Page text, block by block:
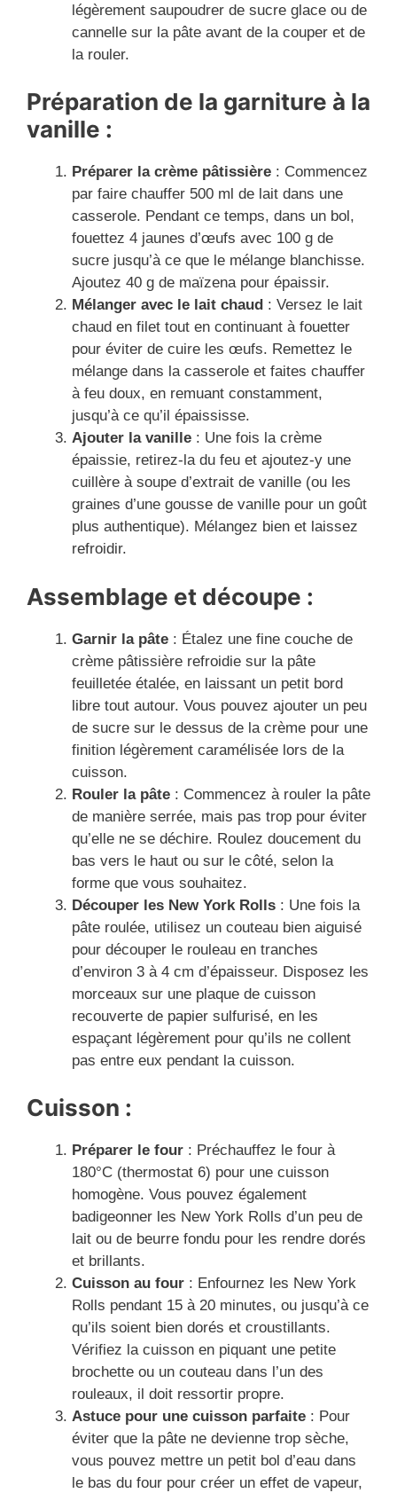
légèrement saupoudrer de sucre glace ou de
cannelle sur la pâte avant de la couper et de
la rouler.
Préparation de la garniture à la
vanille :
Préparer la crème pâtissière : Commencez
par faire chauffer 500 ml de lait dans une
casserole. Pendant ce temps, dans un bol,
fouettez 4 jaunes d’œufs avec 100 g de
sucre jusqu’à ce que le mélange blanchisse.
Ajoutez 40 g de maïzena pour épaissir.
Mélanger avec le lait chaud : Versez le lait
chaud en filet tout en continuant à fouetter
pour éviter de cuire les œufs. Remettez le
mélange dans la casserole et faites chauffer
à feu doux, en remuant constamment,
jusqu’à ce qu’il épaississe.
Ajouter la vanille : Une fois la crème
épaissie, retirez-la du feu et ajoutez-y une
cuillère à soupe d’extrait de vanille (ou les
graines d’une gousse de vanille pour un goût
plus authentique). Mélangez bien et laissez
refroidir.
Assemblage et découpe :
Garnir la pâte : Étalez une fine couche de
crème pâtissière refroidie sur la pâte
feuilletée étalée, en laissant un petit bord
libre tout autour. Vous pouvez ajouter un peu
de sucre sur le dessus de la crème pour une
finition légèrement caramélisée lors de la
cuisson.
Rouler la pâte : Commencez à rouler la pâte
de manière serrée, mais pas trop pour éviter
qu’elle ne se déchire. Roulez doucement du
bas vers le haut ou sur le côté, selon la
forme que vous souhaitez.
Découper les New York Rolls : Une fois la
pâte roulée, utilisez un couteau bien aiguisé
pour découper le rouleau en tranches
d’environ 3 à 4 cm d’épaisseur. Disposez les
morceaux sur une plaque de cuisson
recouverte de papier sulfurisé, en les
espaçant légèrement pour qu’ils ne collent
pas entre eux pendant la cuisson.
Cuisson :
Préparer le four : Préchauffez le four à
180°C (thermostat 6) pour une cuisson
homogène. Vous pouvez également
badigeonner les New York Rolls d’un peu de
lait ou de beurre fondu pour les rendre dorés
et brillants.
Cuisson au four : Enfournez les New York
Rolls pendant 15 à 20 minutes, ou jusqu’à ce
qu’ils soient bien dorés et croustillants.
Vérifiez la cuisson en piquant une petite
brochette ou un couteau dans l’un des
rouleaux, il doit ressortir propre.
Astuce pour une cuisson parfaite : Pour
éviter que la pâte ne devienne trop sèche,
vous pouvez mettre un petit bol d’eau dans
le bas du four pour créer un effet de vapeur,